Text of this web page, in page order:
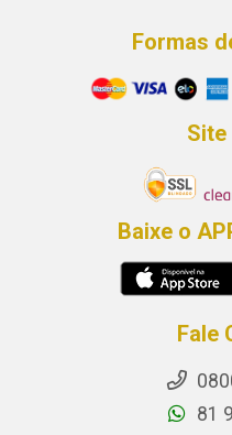
Formas
Site
Baixe o
Fale
81